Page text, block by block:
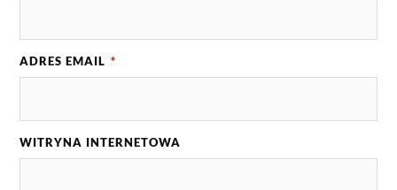
ADRES EMAIL *
WITRYNA INTERNETOWA